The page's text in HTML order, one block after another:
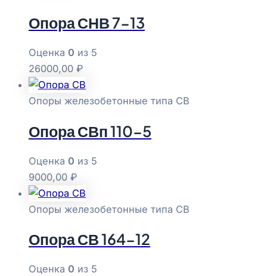
Опора СНВ 7-13
Оценка 0 из 5
26000,00 ₽
Опоры железобетонные типа СВ
Опора СВп 110-5
Оценка 0 из 5
9000,00 ₽
Опоры железобетонные типа СВ
Опора СВ 164-12
Оценка 0 из 5